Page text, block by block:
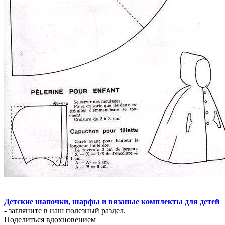
Детские шапочки, шарфы и вязаные комплекты для детей
- загляните в наш полезный раздел.
Поделиться вдохновением